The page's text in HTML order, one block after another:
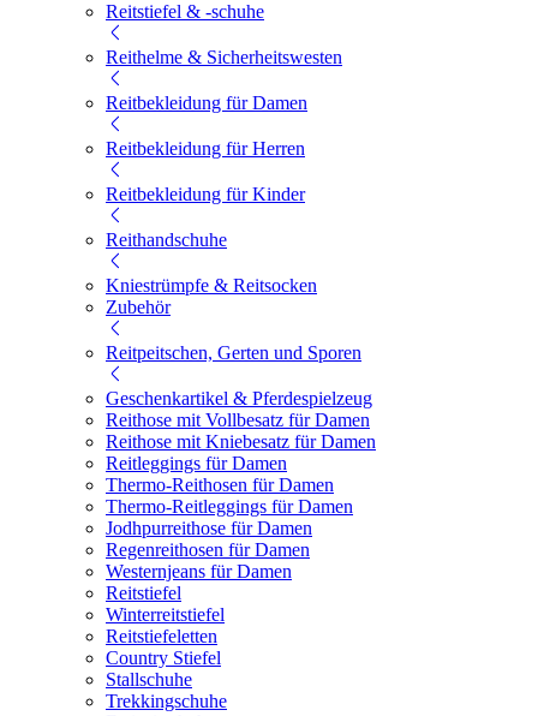
Reitstiefel & -schuhe
Reithelme & Sicherheitswesten
Reitbekleidung für Damen
Reitbekleidung für Herren
Reitbekleidung für Kinder
Reithandschuhe
Kniestrümpfe & Reitsocken
Zubehör
Reitpeitschen, Gerten und Sporen
Geschenkartikel & Pferdespielzeug
Reithose mit Vollbesatz für Damen
Reithose mit Kniebesatz für Damen
Reitleggings für Damen
Thermo-Reithosen für Damen
Thermo-Reitleggings für Damen
Jodhpurreithose für Damen
Regenreithosen für Damen
Westernjeans für Damen
Reitstiefel
Winterreitstiefel
Reitstiefeletten
Country Stiefel
Stallschuhe
Trekkingschuhe